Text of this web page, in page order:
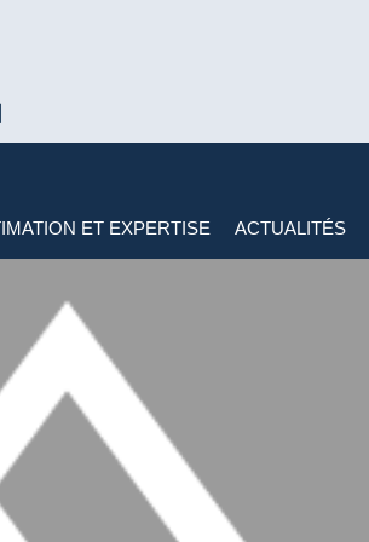
ET EXPERTISE ACTUALITÉS